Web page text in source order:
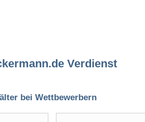
Verdienst
bei Wettbewerbern